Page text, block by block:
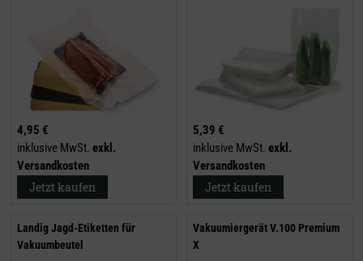
4,95 €
inklusive MwSt. exkl.
Versandkosten
Jetzt kaufen
5,39 €
inklusive MwSt. exkl.
Versandkosten
Jetzt kaufen
Landig Jagd-Etiketten für
Vakuumbeutel
Vakuumiergerät V.100 Premium
X